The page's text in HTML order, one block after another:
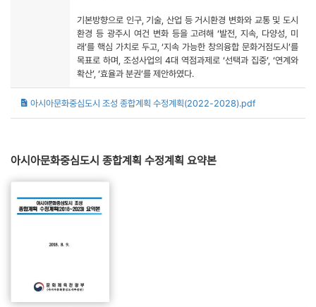
기본방향으로 인구, 기술, 산업 등 거시환경 변화와 교통 및 도시
환경 등 광주시 여건 변화 등을 고려해 ‘발전, 지속, 다양성, 미
래’를 핵심 가치로 두고, ‘지속 가능한 창의융합 문화거점도시’를
목표로 하며, 조성사업의 4대 역점과제로 ‘선택과 집중’, ‘연계와
확산’, ‘효율과 분권’를 제안하였다.
아시아문화중심도시 조성 종합계획 수정계획(2022-2028).pdf
아시아문화중심도시 종합계획 수정계획 요약본